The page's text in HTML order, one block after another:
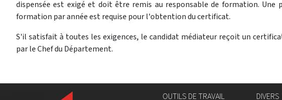
dispensée est exigé et doit être remis au responsable de formation. Une
formation par année est requise pour l'obtention du certificat.
S'il satisfait à toutes les exigences, le candidat médiateur reçoit un
par le Chef du Département.
OUTILS DE TRAVAIL DIVERS